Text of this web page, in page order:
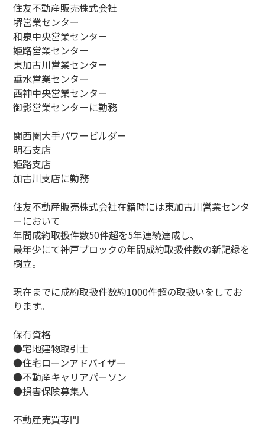
住友不動産販売株式会社
堺営業センター
和泉中央営業センター
姫路営業センター
東加古川営業センター
垂水営業センター
西神中央営業センター
御影営業センターに勤務
関西圏大手パワービルダー
明石支店
姫路支店
加古川支店に勤務
住友不動産販売株式会社在籍時には東加古川営業センタ
ーにおいて
年間成約取扱件数50件超を5年連続達成し、
最年少にて神戸ブロックの年間成約取扱件数の新記録を
樹立。
現在までに成約取扱件数約1000件超の取扱いをしてお
ります。
保有資格
●宅地建物取引士
●住宅ローンアドバイザー
●不動産キャリアパーソン
●損害保険募集人
不動産売買専門